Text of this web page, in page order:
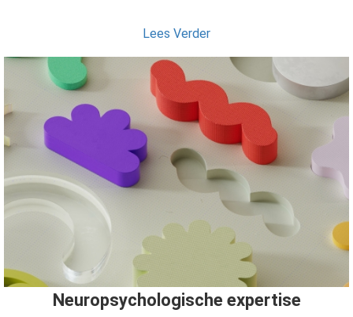
Lees Verder
Neuropsychologische expertise